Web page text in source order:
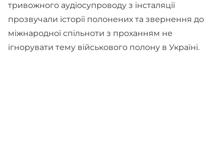
тривожного аудіосупроводу з інсталяції
прозвучали історії полонених та звернення до
міжнародної спільноти з проханням не
ігнорувати тему військового полону в Україні.